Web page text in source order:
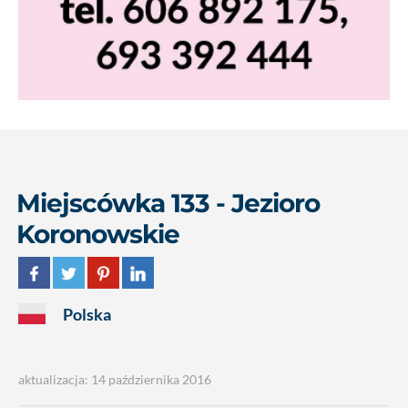
Miejscówka 133 - Jezioro
Koronowskie
Polska
aktualizacja: 14 października 2016